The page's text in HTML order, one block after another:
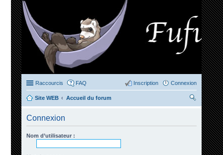
Raccourcis FAQ Connexion
Inscription
Site WEB
Accueil du forum
Connexion
Nom d’utilisateur :